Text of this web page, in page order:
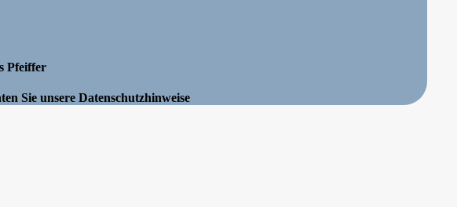
Pfeiffer
Sie unsere Datenschutzhinweise